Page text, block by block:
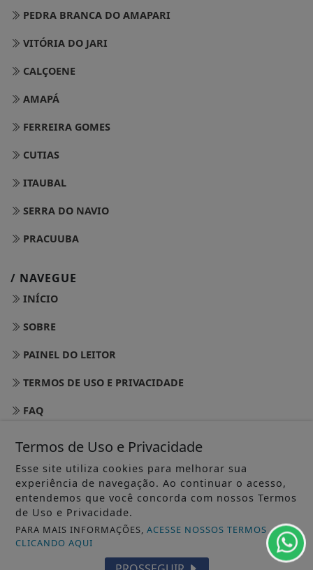
PEDRA BRANCA DO AMAPARI
VITÓRIA DO JARI
CALÇOENE
AMAPÁ
FERREIRA GOMES
CUTIAS
ITAUBAL
SERRA DO NAVIO
PRACUUBA
/ NAVEGUE
INÍCIO
SOBRE
PAINEL DO LEITOR
TERMOS DE USO E PRIVACIDADE
FAQ
Termos de Uso e Privacidade
Esse site utiliza cookies para melhorar sua
experiência de navegação. Ao continuar o acesso,
entendemos que você concorda com nossos Termos
de Uso e Privacidade.
PARA MAIS INFORMAÇÕES,ACESSE NOSSOS TERMOS
CLICANDO AQUI